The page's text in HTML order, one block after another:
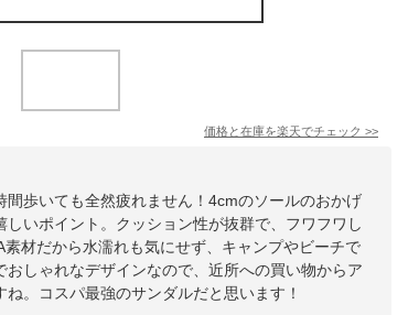
価格と在庫を楽天でチェック >>
歩いても全然疲れません！4cmのソールのおかげ
いポイント。クッション性が抜群で、フワフワし
材だから水濡れも気にせず、キャンプやビーチで
しゃれなデザインなので、近所への買い物からア
。コスパ最強のサンダルだと思います！